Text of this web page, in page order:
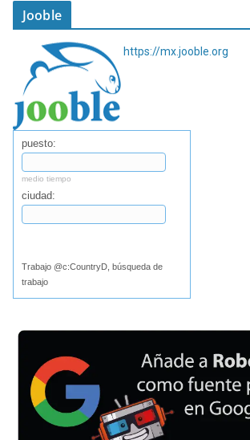
Jooble
https://mx.jooble.org
puesto:
medio tiempo
ciudad:
Trabajo @c:CountryD, búsqueda de
trabajo